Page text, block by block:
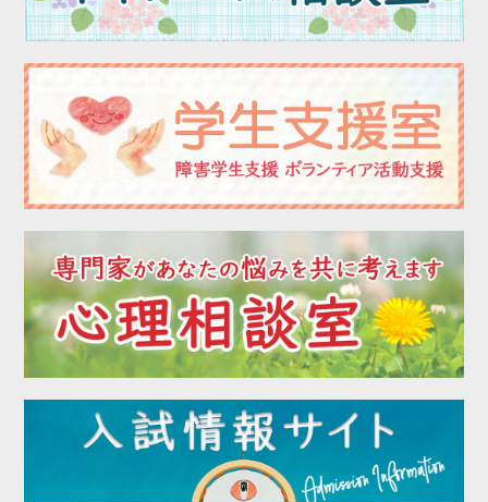
2022年12月
2022年09月
2022年08月
2022年05月
2022年04月
2022年03月
2022年02月
2021年12月